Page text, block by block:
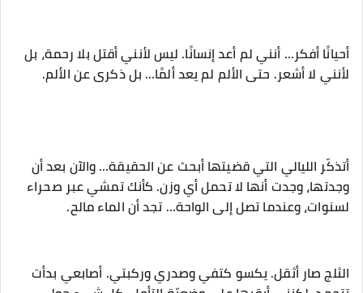
‎أحيانًا أفكر… أنني لم أعد إنسانًا. ليس لأنني أقتل بلا رحمة، بل
لأنني لا أشعر. حتى الألم لم يعد ألمًا… بل ذكرى عن الألم.
‎أتذكّر الليالي التي قضيتها أبحث عن الحقيقة… والآن بعد أن
وجدتها، وجدت أنها لا تحمل أي وزن. كأنك تمشي عبر صحراء
لسنوات، وعندما تصل إلى الواحة… تجد أن الماء مالح.
‎الثلج صار أثقل. يكسو كتفي وصدري وركبتي. أصابعي بدأت